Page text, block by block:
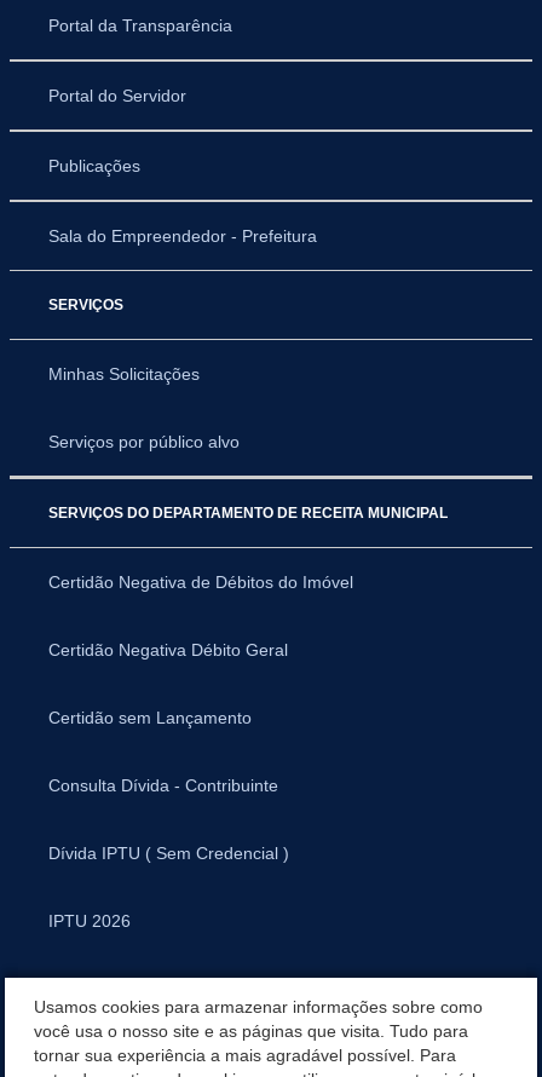
Portal da Transparência
Portal do Servidor
Publicações
Sala do Empreendedor - Prefeitura
SERVIÇOS
Minhas Solicitações
Serviços por público alvo
SERVIÇOS DO DEPARTAMENTO DE RECEITA MUNICIPAL
Certidão Negativa de Débitos do Imóvel
Certidão Negativa Débito Geral
Certidão sem Lançamento
Consulta Dívida - Contribuinte
Dívida IPTU ( Sem Credencial )
IPTU 2026
Valor da URM
Usamos cookies para armazenar informações sobre como
você usa o nosso site e as páginas que visita. Tudo para
tornar sua experiência a mais agradável possível. Para